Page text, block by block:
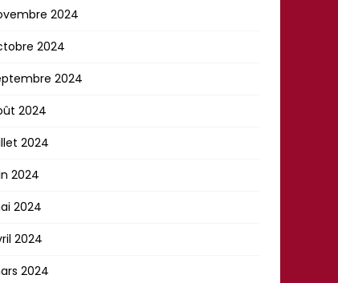
2024
2024
2024
2024
2024
2024
2024
2024
2024